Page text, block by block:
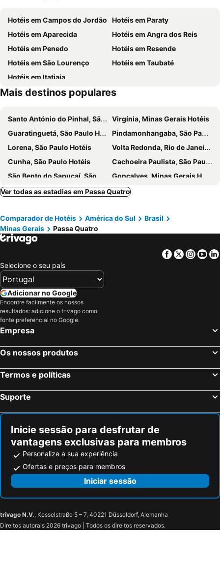
Hotéis em Campos do Jordão
Hotéis em Paraty
Hotéis em Aparecida
Hotéis em Angra dos Reis
Hotéis em Penedo
Hotéis em Resende
Hotéis em São Lourenço
Hotéis em Taubaté
Hotéis em Itatiaia
Mais destinos populares
Santo António do Pinhal, São Paulo Hotéis
Virgínia, Minas Gerais Hotéis
Guaratinguetá, São Paulo Hotéis
Pindamonhangaba, São Paulo Hotéis
Lorena, São Paulo Hotéis
Volta Redonda, Rio de Janeiro Hotéis
Cunha, São Paulo Hotéis
Cachoeira Paulista, São Paulo Hotéis
São Bento do Sapucaí, São Paulo Hotéis
Gonçalves, Minas Gerais Hotéis
Itajubá, Minas Gerais Hotéis
Bocaina de Minas, Minas Gerais Hotéis
Queluz, São Paulo Hotéis
Barra Mansa, Rio de Janeiro Hotéis
Três Corações, Minas Gerais Hotéis
Lambari, Minas Gerais Hotéis
Santa Rita do Sapucaí, Minas Gerais Hotéis
Diamantina, Minas Gerais Hotéis
Serro, Minas Gerais Hotéis
Augusto de Lima, Minas Gerais Hotéis
São Paulo, São Paulo Hotéis
Natal, Rio Grande do Norte Hotéis
Porto de Galinhas, Pernambuco Hotéis
Maceió, Alagoas Hotéis
Ver todas as estadias em Passa Quatro
Comparador de Hotéis América do Sul
Brasil
Minas Gerais
Passa Quatro
Facebook
Twitter
Selecione o seu país
Adicionar no Google
Encontre facilmente os nossos
resultados: adicione o trivago como
fonte preferencial no Google.
Empresa
Os nossos produtos
Termos e políticas
Suporte
Inicie sessão para desfrutar de
vantagens exclusivas para membros
Personalize a sua experiência
Ofertas e preços para membros
Iniciar sessão
trivago N.V., Kesselstraße 5 – 7, 40221 Düsseldorf, Alemanha
Direitos autorais 2026 trivago | Todos os direitos reservados.